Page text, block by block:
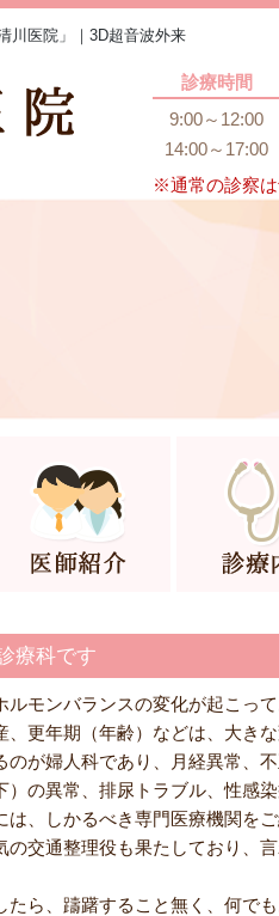
川医院」｜3D超音波外来
診療時間
9:00～12:00
14:00～17:00
※通常の診察は
療科です
ルモンバランスの変化が起こっ
、更年期（年齢）などは、大き
のが婦人科であり、月経異常、
）の異常、排尿トラブル、性感
、しかるべき専門医療機関をご
の交通整理役も果たしており、
ら、躊躇すること無く、何でも